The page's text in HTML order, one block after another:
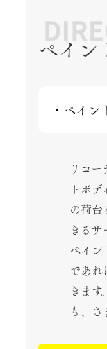
ペイン
・ペイン
リコ
トボ
の荷
きるサ
ペイ
であ
きま
も、